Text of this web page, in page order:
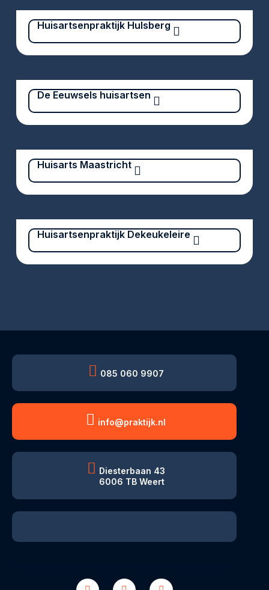
Huisartsenpraktijk Hulsberg
De Eeuwsels huisartsen
Huisarts Maastricht
Huisartsenpraktijk Dekeukeleire
085 060 9907
info@praktijk.nl
Diesterbaan 43
6006 TB Weert